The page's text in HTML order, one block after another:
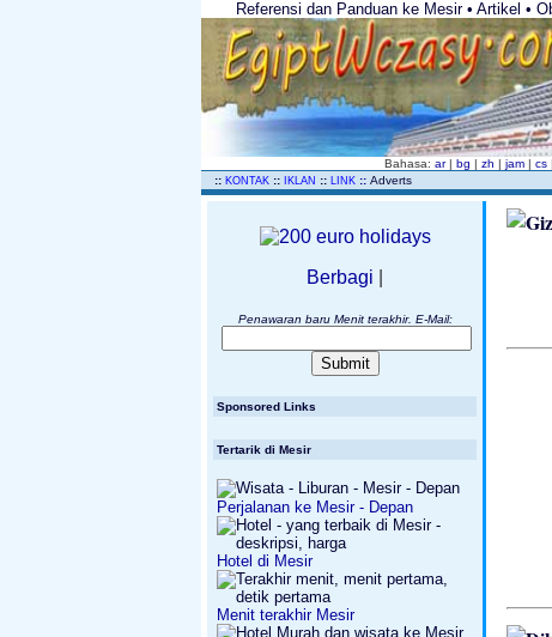
Referensi dan Panduan ke Mesir • Artikel •
Bahasa: ar | bg | zh | jam | cs
:: KONTAK :: IKLAN :: LINK :: Adverts
Berbagi
Penawaran baru Menit terakhir. E-Mail:
Sponsored Links
Tertarik di Mesir
Perjalanan ke Mesir - Depan
Hotel di Mesir
Menit terakhir Mesir